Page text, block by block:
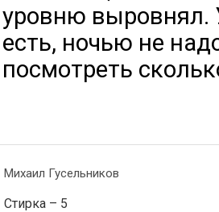
уровню выровнял.
есть, ночью не
посмотреть
Михаил Гусельников
Стирка – 5